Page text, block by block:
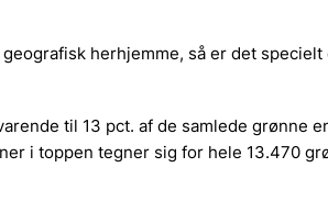
herhjemme, så er det
til 13 pct. af de samlede grønne
i toppen tegner sig for hele 13.470